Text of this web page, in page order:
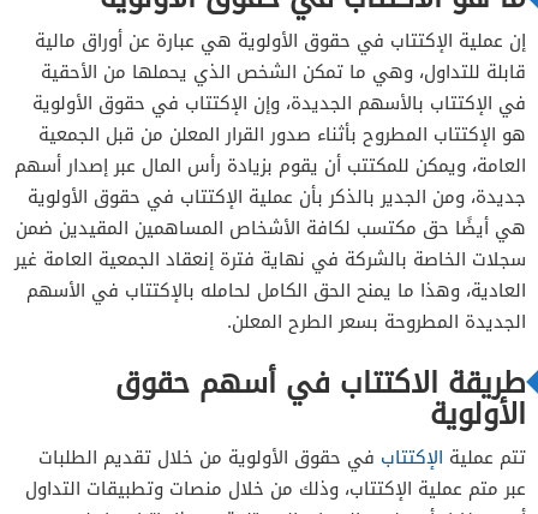
إن عملية الإكتتاب في حقوق الأولوية هي عبارة عن أوراق مالية
قابلة للتداول، وهي ما تمكن الشخص الذي يحملها من الأحقية
في الإكتتاب بالأسهم الجديدة، وإن الإكتتاب في حقوق الأولوية
هو الإكتتاب المطروح بأثناء صدور القرار المعلن من قبل الجمعية
العامة، ويمكن للمكتتب أن يقوم بزيادة رأس المال عبر إصدار أسهم
جديدة، ومن الجدير بالذكر بأن عملية الإكتتاب في حقوق الأولوية
هي أيضًا حق مكتسب لكافة الأشخاص المساهمين المقيدين ضمن
سجلات الخاصة بالشركة في نهاية فترة إنعقاد الجمعية العامة غير
العادية، وهذا ما يمنح الحق الكامل لحامله بالإكتتاب في الأسهم
الجديدة المطروحة بسعر الطرح المعلن.
طريقة الاكتتاب في أسهم حقوق
الأولوية
تتم عملية الإكتتاب في حقوق الأولوية من خلال تقديم الطلبات
عبر متم عملية الإكتتاب، وذلك من خلال منصات وتطبيقات التداول